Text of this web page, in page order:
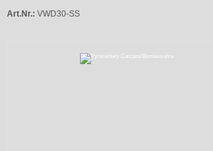
Art.Nr.: VWD30-SS